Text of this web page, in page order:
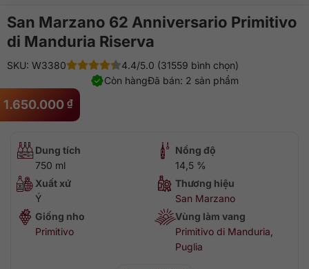
San Marzano 62 Anniversario Primitivo
di Manduria Riserva
1.650.000 ₫
SKU: W3380
4.4/5.0 (31559 bình chọn)
Đã bán: 2 sản phẩm
Còn hàng
Dung tích
750 ml
Nồng độ
14,5 %
Xuất xứ
Ý
Thương hiệu
San Marzano
Giống nho
Primitivo
Vùng làm vang
Primitivo di Manduria
Puglia